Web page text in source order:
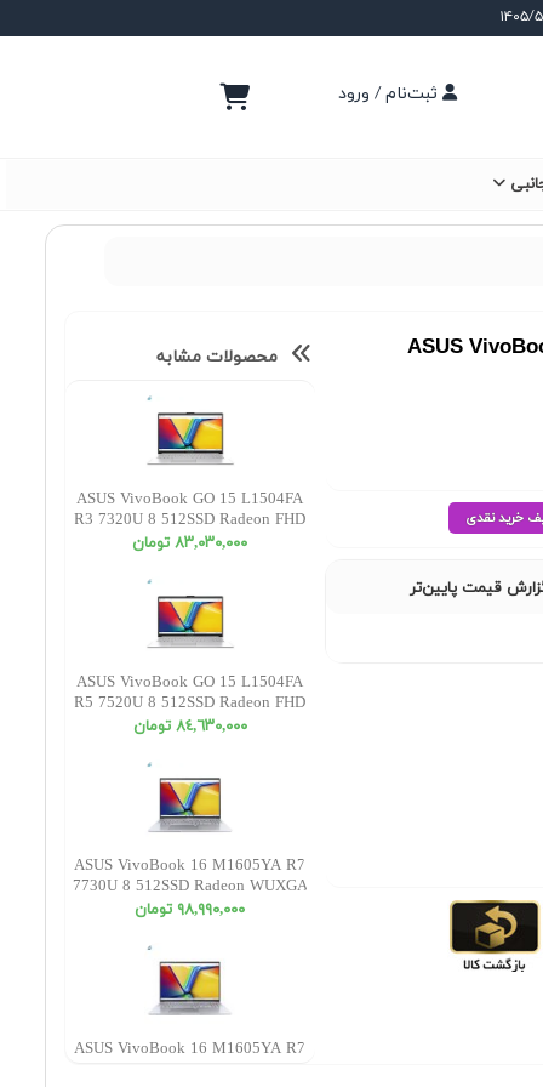
ثبت‌نام / ورود
ASUS
قیمت پایین‌تر
محصولات مشابه
ASUS VivoBook GO 15 L1504FA
R3 7320U 8 512SSD Radeon FHD
٨٣,٠٣٠,٠٠٠ تومان
ASUS VivoBook GO 15 L1504FA
R5 7520U 8 512SSD Radeon FHD
٨٤,٦٣٠,٠٠٠ تومان
ASUS VivoBook 16 M1605YA R7
7730U 8 512SSD Radeon WUXGA
٩٨,٩٩٠,٠٠٠ تومان
ASUS VivoBook 16 M1605YA R7